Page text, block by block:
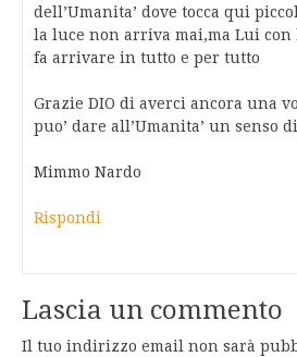
dell’Umanita’ dove tocca qui
la luce non arriva mai,ma Lui con
fa arrivare in tutto e per tutto
Grazie DIO di averci ancora una
puo’ dare all’Umanita’ un senso
Mimmo Nardo
Rispondi
Lascia un commento
Il tuo indirizzo email non sarà